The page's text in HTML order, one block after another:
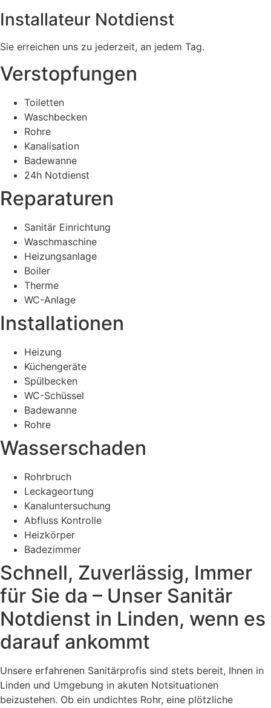
Installateur Notdienst
Sie erreichen uns zu jederzeit, an jedem Tag.
Verstopfungen
Toiletten
Waschbecken
Rohre
Kanalisation
Badewanne
24h Notdienst
Reparaturen
Sanitär Einrichtung
Waschmaschine
Heizungsanlage
Boiler
Therme
WC-Anlage
Installationen
Heizung
Küchengeräte
Spülbecken
WC-Schüssel
Badewanne
Rohre
Wasserschaden
Rohrbruch
Leckageortung
Kanaluntersuchung
Abfluss Kontrolle
Heizkörper
Badezimmer
Schnell, Zuverlässig, Immer
für Sie da – Unser Sanitär
Notdienst in Linden, wenn es
darauf ankommt
Unsere erfahrenen Sanitärprofis sind stets bereit, Ihnen in
Linden und Umgebung in akuten Notsituationen
beizustehen. Ob ein undichtes Rohr, eine plötzliche